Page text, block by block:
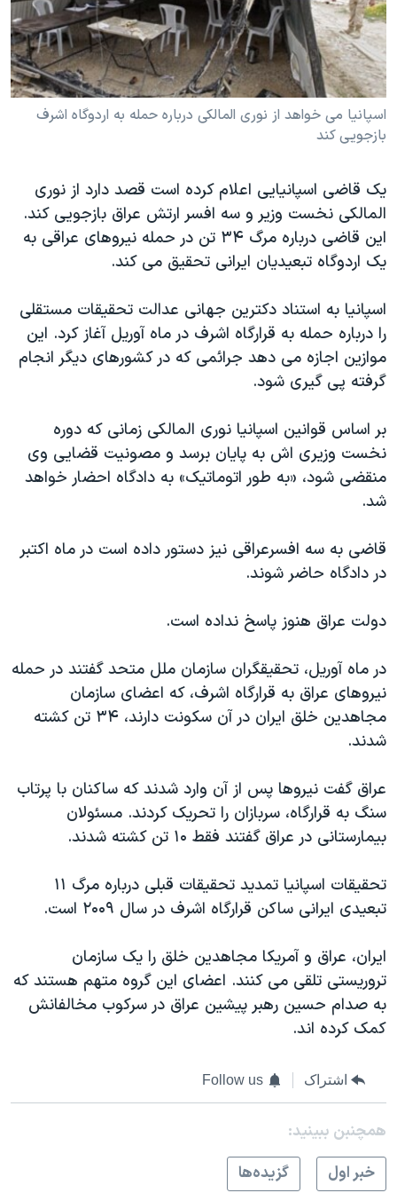
فرهنگ و زندگی
حقوق شهروندی
اقتصادی
علم و فناوری
اسرائیل در جنگ
آرشیو پخش زنده
مستندها
انتخابات ریاست جمهوری آمریکا ۲۰۲۴
حمله جمهوری اسلامی به اسرائیل
رمز مهسا
ورزش زنان در ایران
مجموعه مستندهای دادخواهی
تریبونال مردمی آبان ۹۸
دادگاه حمید نوری
چهل سال گروگان‌گیری
قانون شفافیت دارائی کادر رهبری ایران
اعتراضات مردمی آبان ۹۸
نرگس محمدی برنده جایزه نوبل صلح
همایش محافظه‌کاران آمریکا «سی‌پک»
دنبال کنید
زبانهای مختلف
اسپانیا می خواهد از نوری المالکی درباره حمله به اردوگاه اشرف
بازجویی کند
یک قاضی اسپانیایی اعلام کرده است قصد دارد از نوری
المالکی نخست وزیر و سه افسر ارتش عراق بازجویی کند.
این قاضی درباره مرگ ۳۴ تن در حمله نیروهای عراقی به
یک اردوگاه تبعیدیان ایرانی تحقیق می کند.
اسپانیا به استناد دکترین جهانی عدالت تحقیقات مستقلی
را درباره حمله به قرارگاه اشرف در ماه آوریل آغاز کرد. این
موازین اجازه می دهد جرائمی که در کشورهای دیگر انجام
گرفته پی گیری شود.
بر اساس قوانین اسپانیا نوری المالکی زمانی که دوره
نخست وزیری اش به پایان برسد و مصونیت قضایی وی
منقضی شود، «به طور اتوماتیک» به دادگاه احضار خواهد
شد.
قاضی به سه افسرعراقی نیز دستور داده است در ماه اکتبر
در دادگاه حاضر شوند.
دولت عراق هنوز پاسخ نداده است.
در ماه آوریل، تحقیقگران سازمان ملل متحد گفتند در حمله
نیروهای عراق به قرارگاه اشرف، که اعضای سازمان
مجاهدین خلق ایران در آن سکونت دارند، ۳۴ تن کشته
شدند.
عراق گفت نیروها پس از آن وارد شدند که ساکنان با پرتاب
سنگ به قرارگاه، سربازان را تحریک کردند. مسئولان
بیمارستانی در عراق گفتند فقط ۱۰ تن کشته شدند.
تحقیقات اسپانیا تمدید تحقیقات قبلی درباره مرگ ۱۱
تبعیدی ایرانی ساکن قرارگاه اشرف در سال ۲۰۰۹ است.
ایران، عراق و آمریکا مجاهدین خلق را یک سازمان
تروریستی تلقی می کنند. اعضای این گروه متهم هستند که
به صدام حسین رهبر پیشین عراق در سرکوب مخالفانش
کمک کرده اند.
اشتراک Follow us
همچنبن ببینید:
خبر اول
گزيده‌ها